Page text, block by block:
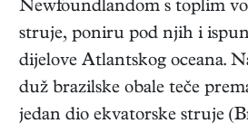
Newfoundlandom s toplim
struje, poniru pod njih i
dijelove Atlantskog oceana.
duž brazilske obale teče
jedan dio ekvatorske struje